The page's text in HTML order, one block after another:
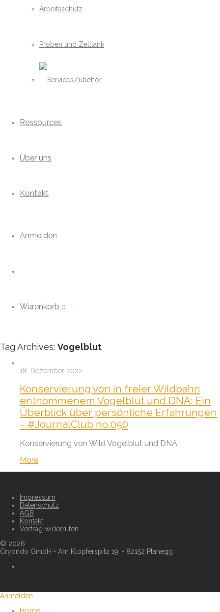
Arbeitsschutz
Proben und Zelltank
Zubehör
Ressources
Über uns
Kontakt
Anmelden
Warenkorb 0
Tag Archives: Vogelblut
18. Dezember 2022
Konservierung von in freier Wildbahn
entnommenem Vogelblut und DNA: Ein
Überblick über persönliche Erfahrungen
– #JournalClub no.050
Konservierung von Wild Vogelblut und DNA
More
Impressum
Datenschutz
AGB
Kontakt
Vertrag widerrufen
© 2026
Cryondo GmbH • Am Klopferspitz 19, • 82152 Planegg
Anmelden